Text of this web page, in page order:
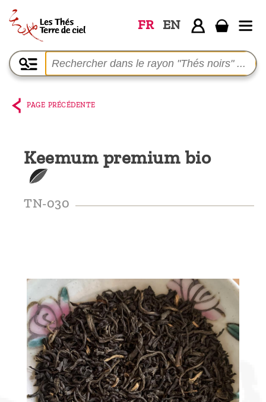
FR EN
Accueil
La
boutique
Parmi les
producteurs,
Découvrir
le thé
Pu'Erh
Comment
infuser
votre thé
PAGE PRÉCÉDENTE
Keemum premium bio
TN-030